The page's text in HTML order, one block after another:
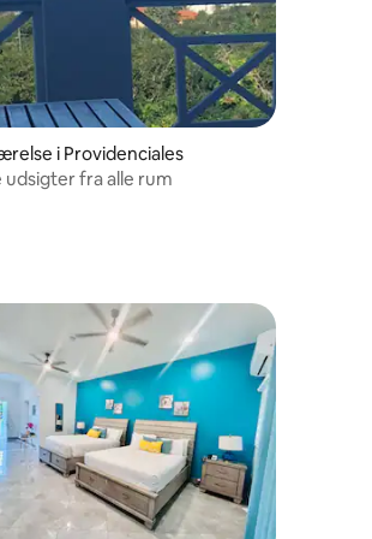
bedømmelse, 5 omtaler
i Providenciales
udsigter fra alle rum